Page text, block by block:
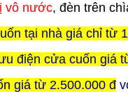
vô nước, đèn trên
tại nhà giá chỉ từ
điện cửa cuốn giá
giá từ 2.500.000 đ